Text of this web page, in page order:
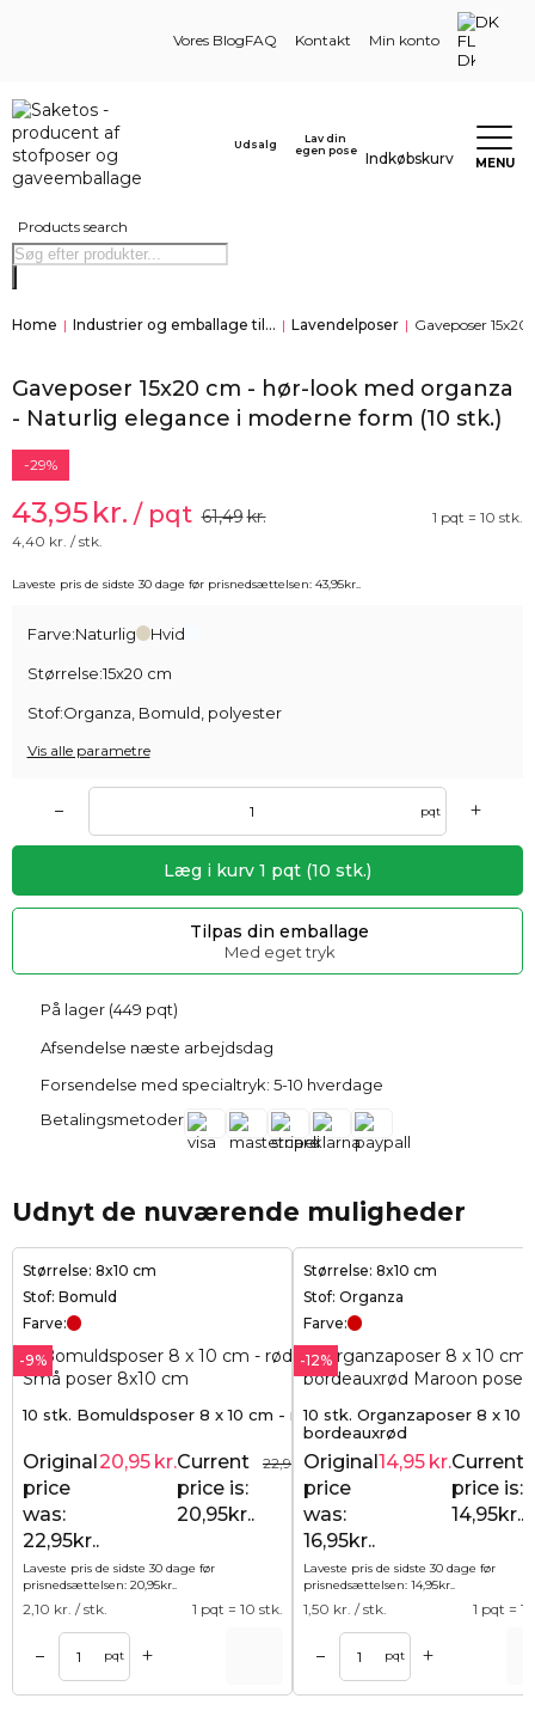
Vores BlogFAQ Kontakt Min konto
DK
Products search
Udsalg
Lav din
egen pose
Indkøbskurv MENU
Home | Industrier og emballage til... | Lavendelposer | Gaveposer
Gaveposer 15x20 cm - hør-look med organza
- Naturlig elegance i moderne form (10 stk.)
-29%
43,95kr. / pqt 61,49kr.
1 pqt = 10 stk.
4,40 kr. / stk.
Laveste pris de sidste 30 dage før prisnedsættelsen: 43,95kr.
Farve:Naturlig Hvid
Størrelse:15x20 cm
Stof:Organza, Bomuld, polyester
Vis alle parametre
– pqt +
Læg i kurv 1 pqt (10 stk.)
Tilpas din emballage
Med eget tryk
På lager (449 pqt)
Afsendelse næste arbejdsdag
Forsendelse med specialtryk: 5-10 hverdage
Betalingsmetoder
Udnyt de nuværende muligheder
Størrelse: 8x10 cm
Stof: Bomuld
Farve:
-9%
10 stk. Bomuldsposer 8 x 10 cm - rød
22,95 kr.
Original
price
was:
22,95kr..
20,95 kr.Current
price is:
20,95kr..
Laveste pris de sidste 30 dage før
prisnedsættelsen: 20,95kr..
2,10 kr. / stk. 1 pqt = 10 stk.
– pqt +
Størrelse: 8x10 cm
Stof: Organza
Farve:
-12%
10 stk. Organzaposer 8 x 10
bordeauxrød
Original
price
was:
16,95kr..
14,95 kr.Current
price is:
14,95kr..
Laveste pris de sidste 30 dage før
prisnedsættelsen: 14,95kr..
1,50 kr. / stk. 1 pqt =
– pqt +